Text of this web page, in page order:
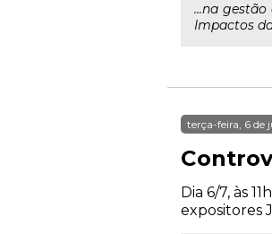
...na gestão
Impactos
terça-feira, 6 de
Dia 6/7, às
expositores